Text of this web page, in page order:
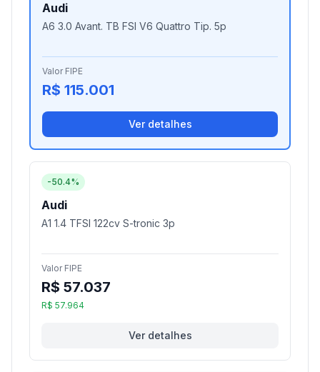
Audi
A6 3.0 Avant. TB FSI V6 Quattro Tip. 5p
Valor FIPE
R$ 115.001
Ver detalhes
-50.4%
Audi
A1 1.4 TFSI 122cv S-tronic 3p
Valor FIPE
R$ 57.037
R$ 57.964
Ver detalhes